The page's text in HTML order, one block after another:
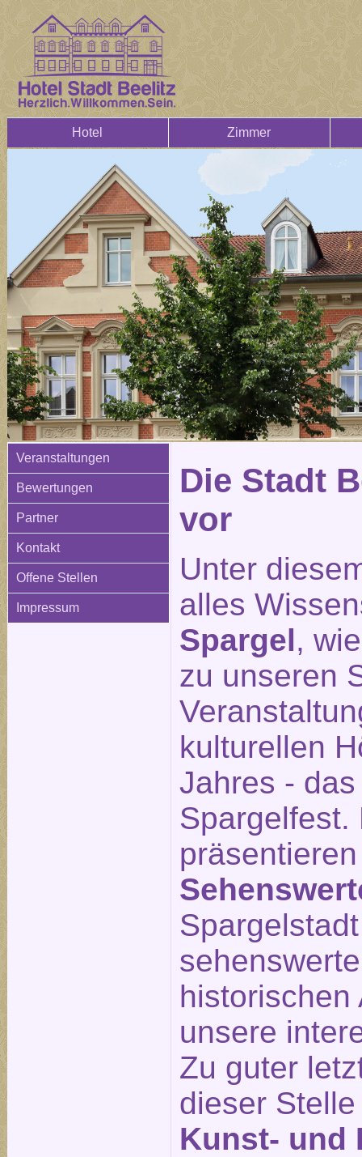
Hotel Zimmer
Veranstaltungen
Bewertungen
Partner
Kontakt
Offene Stellen
Impressum
Die Stadt
vor
Unter
alles
Spargel,
zu unseren
kulturellen
Jahres -
Spargelfest.
historischen
unsere
Zu guter
dieser
Kunst- und